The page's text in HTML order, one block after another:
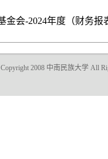
金会-2024年度（财务报
Copyright 2008 中南民族大学 All